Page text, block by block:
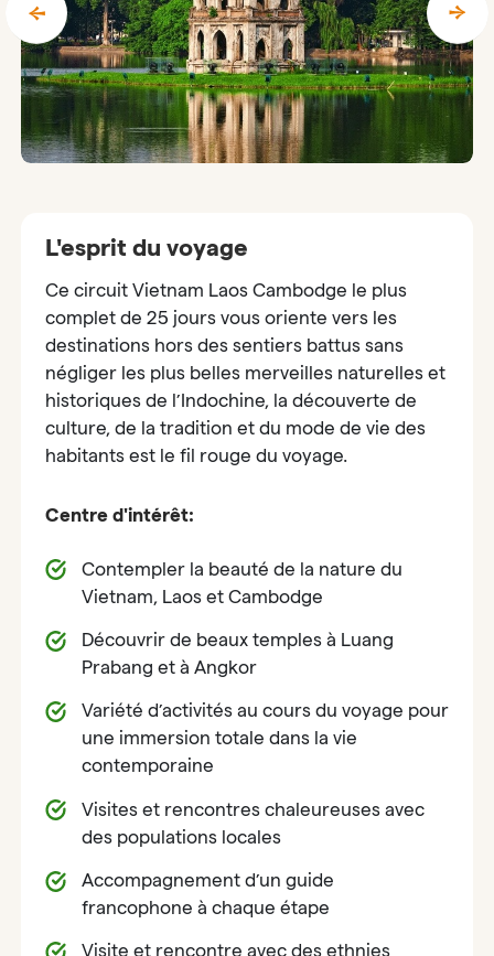
L'esprit du voyage
Ce circuit Vietnam Laos Cambodge le plus
complet de 25 jours vous oriente vers les
destinations hors des sentiers battus sans
négliger les plus belles merveilles naturelles et
historiques de l’Indochine, la découverte de
culture, de la tradition et du mode de vie des
habitants est le fil rouge du voyage.
Centre d'intérêt:
Contempler la beauté de la nature du
Vietnam, Laos et Cambodge
Découvrir de beaux temples à Luang
Prabang et à Angkor
Variété d’activités au cours du voyage pour
une immersion totale dans la vie
contemporaine
Visites et rencontres chaleureuses avec
des populations locales
Accompagnement d’un guide
francophone à chaque étape
Visite et rencontre avec des ethnies